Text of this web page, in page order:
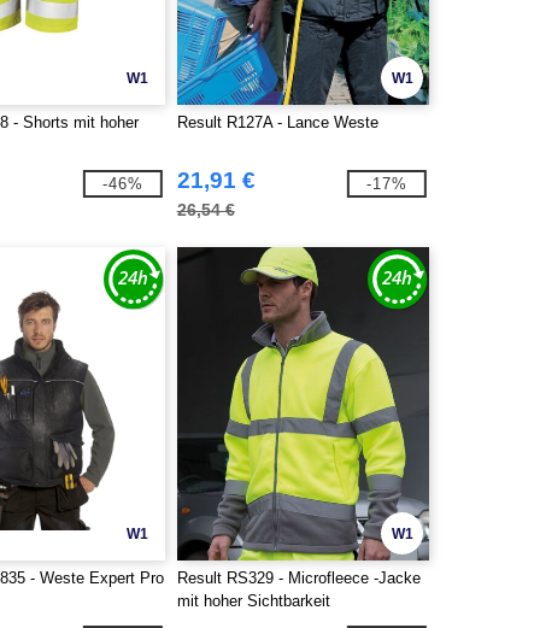
W1
- Shorts mit hoher
-46%
W1
Result R127A - Lance Weste
21,91 €
26,54 €
-17%
W1
- Weste Expert Pro
W1
Result RS329 - Microfleece -Jacke
mit hoher Sichtbarkeit